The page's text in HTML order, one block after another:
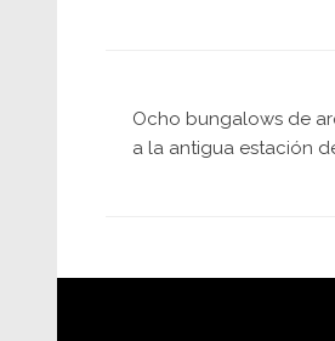
Ocho bungalows de
a la antigua estación